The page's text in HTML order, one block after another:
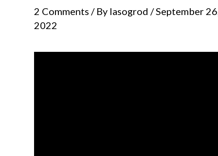
2 Comments / By lasogrod /September
2022